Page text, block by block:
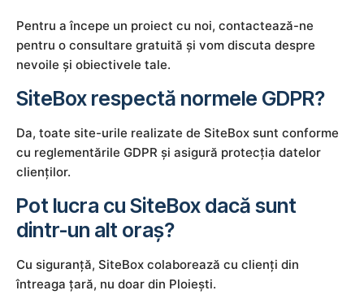
Pentru a începe un proiect cu noi, contactează-ne
pentru o consultare gratuită și vom discuta despre
nevoile și obiectivele tale.
SiteBox respectă normele GDPR?
Da, toate site-urile realizate de SiteBox sunt conforme
cu reglementările GDPR și asigură protecția datelor
clienților.
Pot lucra cu SiteBox dacă sunt
dintr-un alt oraș?
Cu siguranță, SiteBox colaborează cu clienți din
întreaga țară, nu doar din Ploiești.